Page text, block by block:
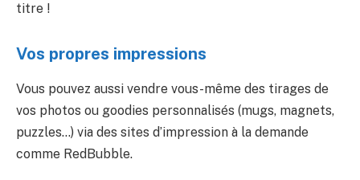
titre !
Vos propres impressions
Vous pouvez aussi vendre vous-même des tirages de
vos photos ou goodies personnalisés (mugs, magnets,
puzzles…) via des sites d’impression à la demande
comme RedBubble.